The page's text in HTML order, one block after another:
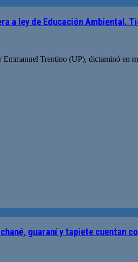
a ley de Educación Ambiental.
Trentino (UP), dictaminó en
guaraní y tapiete cuentan